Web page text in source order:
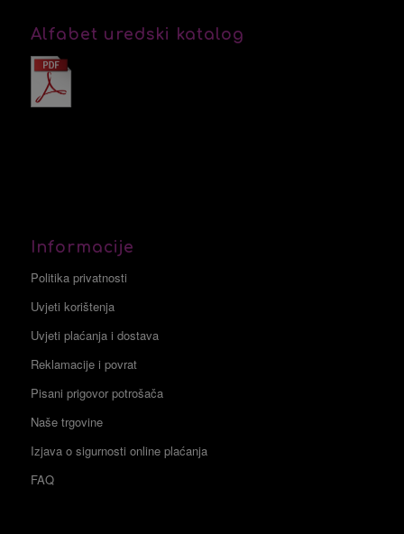
Alfabet uredski katalog
Informacije
Politika privatnosti
Uvjeti korištenja
Uvjeti plaćanja i dostava
Reklamacije i povrat
Pisani prigovor potrošača
Naše trgovine
Izjava o sigurnosti online plaćanja
FAQ